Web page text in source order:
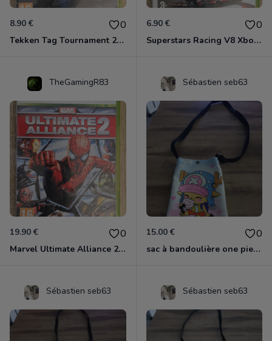
8.90 € 0
Tekken Tag Tournament 2 Xbox 360
6.90 € 0
Superstars Racing V8 Xbox 360
TheGamingR83
19.90 € 0
Marvel Ultimate Alliance 2 Xbox 360
Sébastien seb63
15.00 € 0
sac à bandoulière one piece chopper
Sébastien seb63 Sébastien seb63